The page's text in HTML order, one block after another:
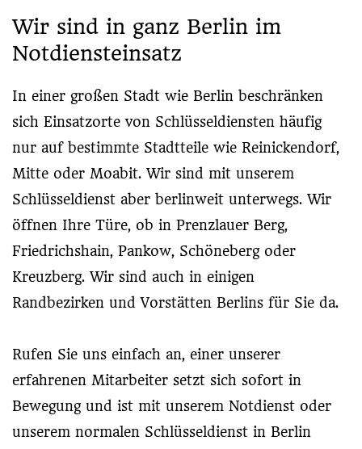
Wir sind in ganz Berlin im
Notdiensteinsatz
In einer großen Stadt wie Berlin beschränken
sich Einsatzorte von Schlüsseldiensten häufig
nur auf bestimmte Stadtteile wie Reinickendorf,
Mitte oder Moabit. Wir sind mit unserem
Schlüsseldienst aber berlinweit unterwegs. Wir
öffnen Ihre Türe, ob in Prenzlauer Berg,
Friedrichshain, Pankow, Schöneberg oder
Kreuzberg. Wir sind auch in einigen
Randbezirken und Vorstätten Berlins für Sie da.
Rufen Sie uns einfach an, einer unserer
erfahrenen Mitarbeiter setzt sich sofort in
Bewegung und ist mit unserem Notdienst oder
unserem normalen Schlüsseldienst in Berlin